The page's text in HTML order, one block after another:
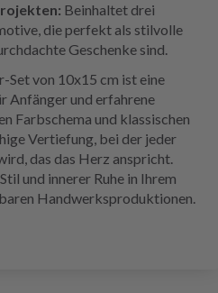
Beinhaltet drei
die perfekt als stilvolle
Geschenke sind.
Set von 10x15 cm ist eine
und erfahrene
Farbschema und klassischen
Vertiefung, bei der jeder
das das Herz anspricht.
und innerer Ruhe in Ihrem
Handwerksproduktionen.